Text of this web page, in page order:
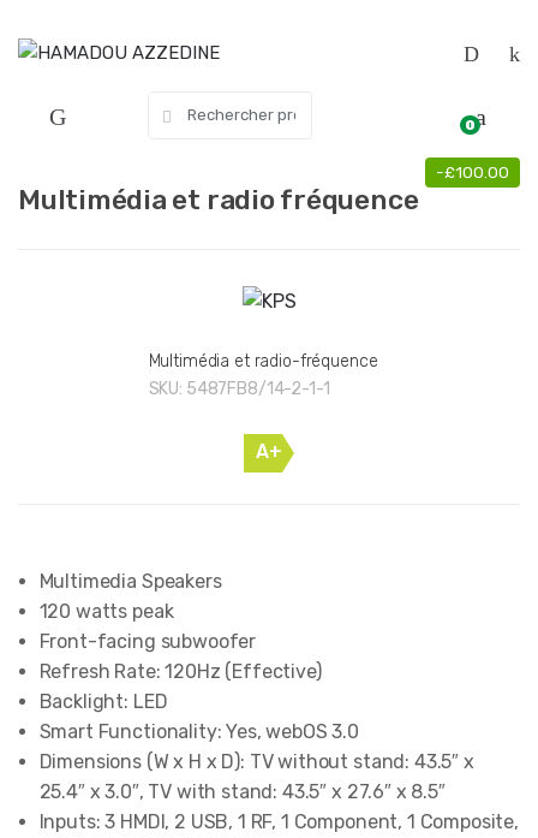
for:
0
-£100.00
Multimédia et radio fréquence
Multimédia et radio-fréquence
SKU: 5487FB8/14-2-1-1
A+
Multimedia Speakers
120 watts peak
Front-facing subwoofer
Refresh Rate: 120Hz (Effective)
Backlight: LED
Smart Functionality: Yes, webOS 3.0
Dimensions (W x H x D): TV without stand: 43.5″ x
25.4″ x 3.0″, TV with stand: 43.5″ x 27.6″ x 8.5″
Inputs: 3 HMDI, 2 USB, 1 RF, 1 Component, 1 Composite,